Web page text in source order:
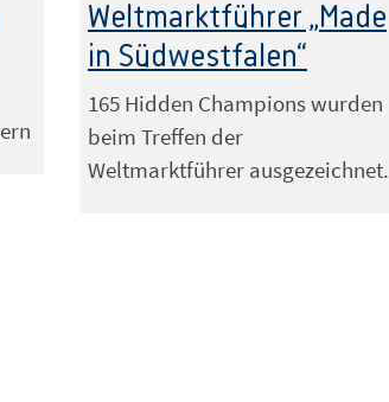
Weltmarktführer „Made
in Südwestfalen“
165 Hidden Champions wurden
beim Treffen der
Weltmarktführer ausgezeichnet.